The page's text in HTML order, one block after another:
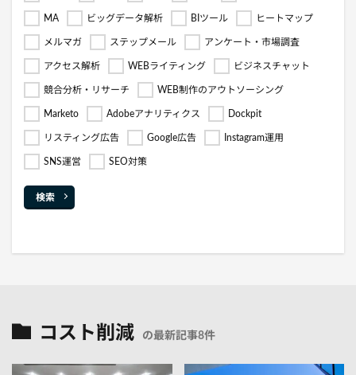
MA ビッグデータ解析 BIツール ヒートマップ
メルマガ ステップメール アンケート・市場調査
アクセス解析 WEBライティング ビジネスチャット
競合分析・リサーチ WEB制作のアウトソーシング
Marketo Adobeアナリティクス Dockpit
リスティング広告 Google広告 Instagram運用
SNS運営 SEO対策
検索
コスト削減 の最新記事8件